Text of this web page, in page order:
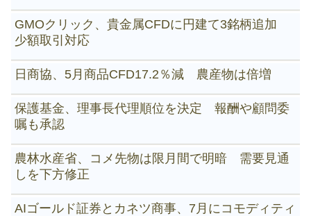
GMOクリック、貴金属CFDに円建て3銘柄追加
少額取引対応
日商協、5月商品CFD17.2％減 農産物は倍増
保護基金、理事長代理順位を決定 報酬や顧問委
嘱も承認
農林水産省、コメ先物は限月間で明暗 需要見通
しを下方修正
AIゴールド証券とカネツ商事、7月にコモディティ